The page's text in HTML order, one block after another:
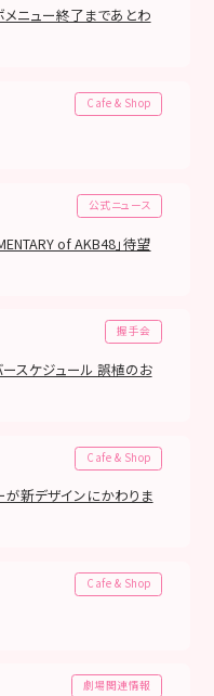
ニュー終了まであとわ
Cafe & Shop
公式ニュース
of AKB48」待望
握手会
スケジュール 誤植のお
Cafe & Shop
が新デザインにかわりま
Cafe & Shop
劇場関連情報